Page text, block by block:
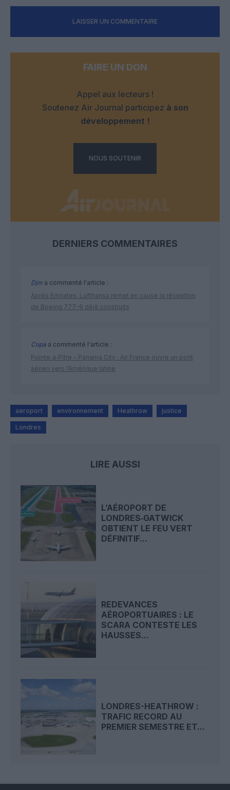
LAISSER UN COMMENTAIRE
FAIRE UN DON
Appel aux lecteurs !
Soutenez Air Journal participez à son
développement !
NOUS SOUTENIR
DERNIERS COMMENTAIRES
Djm a commenté l'article :
Après Emirates, Lufthansa remet en cause la réception
de Boeing 777-9 déjà construits
Copa a commenté l'article :
Pointe‑à‑Pitre – Panama City : Air France ouvre un pont
aérien vers l’Amérique latine
aeroport environnement Heathrow justice
Londres
LIRE AUSSI
L’AÉROPORT DE
LONDRES‑GATWICK
OBTIENT LE FEU VERT
DÉFINITIF...
REDEVANCES
AÉROPORTUAIRES : LE
SCARA CONTESTE LES
HAUSSES...
LONDRES-HEATHROW :
TRAFIC RECORD AU
PREMIER SEMESTRE ET...